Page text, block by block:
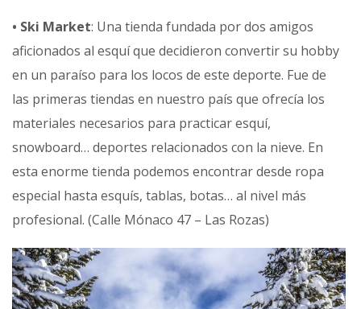
• Ski Market: Una tienda fundada por dos amigos
aficionados al esquí que decidieron convertir su hobby
en un paraíso para los locos de este deporte. Fue de
las primeras tiendas en nuestro país que ofrecía los
materiales necesarios para practicar esquí,
snowboard… deportes relacionados con la nieve. En
esta enorme tienda podemos encontrar desde ropa
especial hasta esquís, tablas, botas… al nivel más
profesional. (Calle Mónaco 47 – Las Rozas)